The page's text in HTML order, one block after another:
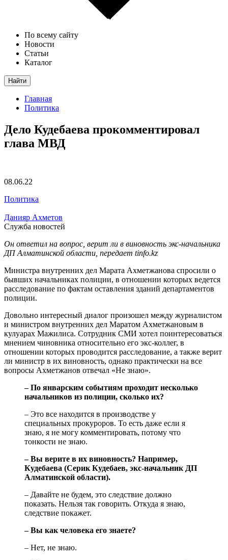
По всему сайту
Новости
Статьи
Каталог
Найти
Главная
Политика
Дело Кудебаева прокомментировал
глава МВД
08.06.22
Политика
Данияр Ахметов
Служба новостей
Он ответил на вопрос, верит ли в виновность экс-начальника
ДП Алматинской области, передает tinfo.kz
Министра внутренних дел Марата Ахметжанова спросили о
бывших начальниках полиции, в отношении которых ведется
расследование по фактам оставления зданий департаментов
полиции.
Довольно интересный диалог произошел между журналистом
и министром внутренних дел Маратом Ахметжановым в
кулуарах Мажилиса. Сотрудник СМИ хотел поинтересоваться
мнением чиновника относительно его экс-коллег, в
отношении которых проводится расследование, а также верит
ли министр в их виновность, однако практически на все
вопросы Ахметжанов отвечал «Не знаю».
– По январским событиям проходит несколько
начальников из полиции, сколько их?
– Это все находится в производстве у
специальных прокуроров. То есть даже если я
знаю, я не могу комментировать, потому что
тонкости не знаю.
– Вы верите в их виновность? Например,
Кудебаева (Серик Кудебаев, экс-начальник ДП
Алматинской области).
– Давайте не будем, это следствие должно
показать. Нельзя так говорить. Откуда я знаю,
следствие покажет.
– Вы как человека его знаете?
– Нет, не знаю.